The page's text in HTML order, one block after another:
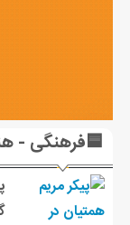
🟦فرهنگی -